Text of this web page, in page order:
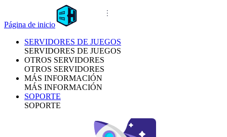
Página de inicio
SERVIDORES DE JUEGOS
SERVIDORES DE JUEGOS
OTROS SERVIDORES
OTROS SERVIDORES
MÁS INFORMACIÓN
MÁS INFORMACIÓN
SOPORTE
SOPORTE